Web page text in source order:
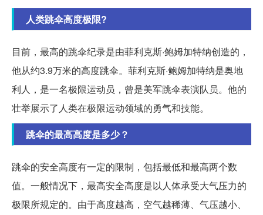
人类跳伞高度极限?
目前，最高的跳伞纪录是由菲利克斯·鲍姆加特纳创造的，
他从约3.9万米的高度跳伞。菲利克斯·鲍姆加特纳是奥地
利人，是一名极限运动员，曾是美军跳伞表演队员。他的
壮举展示了人类在极限运动领域的勇气和技能。
跳伞的最高高度是多少？
跳伞的安全高度有一定的限制，包括最低和最高两个数
值。一般情况下，最高安全高度是以人体承受大气压力的
极限所规定的。由于高度越高，空气越稀薄、气压越小、